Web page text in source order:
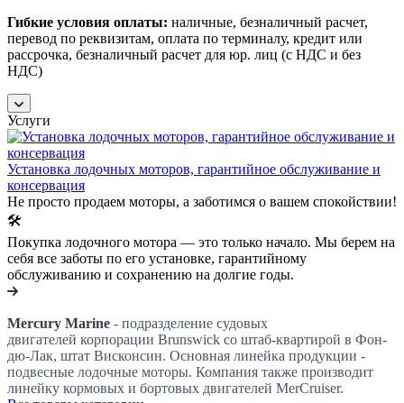
Гибкие условия оплаты: наличные, безналичный расчет,
перевод по реквизитам, оплата по терминалу, кредит или
рассрочка, безналичный расчет для юр. лиц (с НДС и без
НДС)
Услуги
Установка лодочных моторов, гарантийное обслуживание и
консервация
Не просто продаем моторы, а заботимся о вашем спокойствии!
🛠️
Покупка лодочного мотора — это только начало. Мы берем на
себя все заботы по его установке, гарантийному
обслуживанию и сохранению на долгие годы.
Mercury Marine - подразделение судовых
двигателей корпорации Brunswick со штаб-квартирой в Фон-
дю-Лак, штат Висконсин. Основная линейка продукции -
подвесные лодочные моторы. Компания также производит
линейку кормовых и бортовых двигателей MerCruiser.